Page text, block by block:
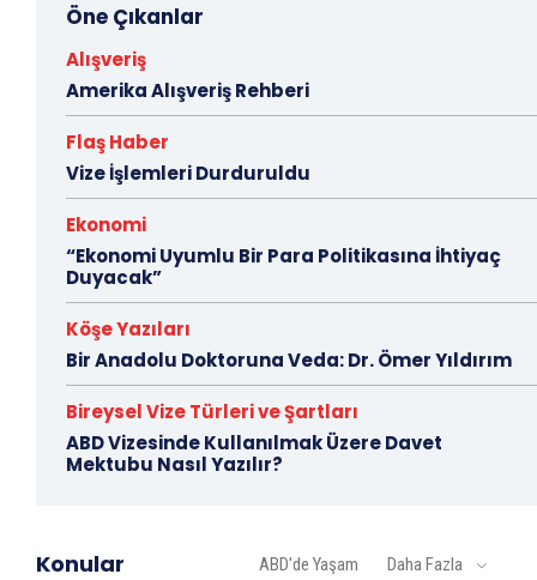
Öne Çıkanlar
Alışveriş
Amerika Alışveriş Rehberi
Flaş Haber
Vize İşlemleri Durduruldu
Ekonomi
“Ekonomi Uyumlu Bir Para Politikasına İhtiyaç
Duyacak”
Köşe Yazıları
Bir Anadolu Doktoruna Veda: Dr. Ömer Yıldırım
Bireysel Vize Türleri ve Şartları
ABD Vizesinde Kullanılmak Üzere Davet
Mektubu Nasıl Yazılır?
Konular ABD'de Yaşam Daha Fazla